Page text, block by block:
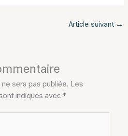
Article suivant →
sera pas publiée. Les
indiqués avec*